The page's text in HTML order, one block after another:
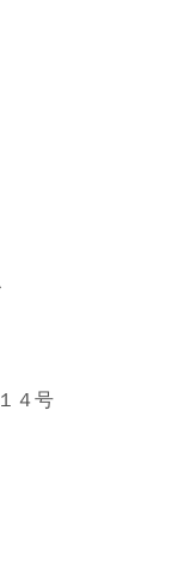
４号